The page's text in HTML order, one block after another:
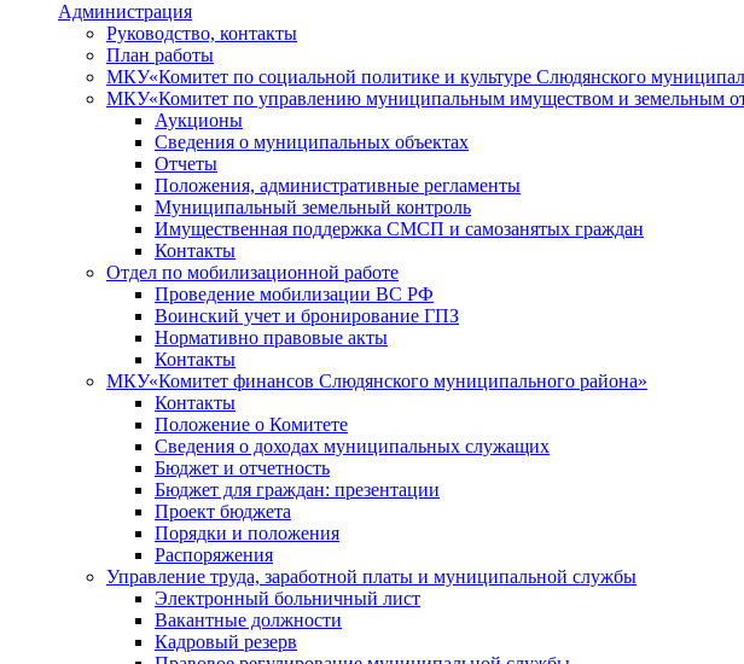
Администрация
Руководство, контакты
План работы
МКУ«Комитет по социальной политике и культуре Слюдянского
МКУ«Комитет по управлению муниципальным имуществом и земельным
Аукционы
Сведения о муниципальных объектах
Отчеты
Положения, административные регламенты
Муниципальный земельный контроль
Имущественная поддержка СМСП и самозанятых граждан
Контакты
Отдел по мобилизационной работе
Проведение мобилизации ВС РФ
Воинский учет и бронирование ГПЗ
Нормативно правовые акты
Контакты
МКУ«Комитет финансов Слюдянского муниципального района»
Контакты
Положение о Комитете
Сведения о доходах муниципальных служащих
Бюджет и отчетность
Бюджет для граждан: презентации
Проект бюджета
Порядки и положения
Распоряжения
Управление труда, заработной платы и муниципальной службы
Электронный больничный лист
Вакантные должности
Кадровый резерв